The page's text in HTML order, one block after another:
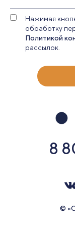
8
©
Нажимая
обработку
Политикой
рассылок.